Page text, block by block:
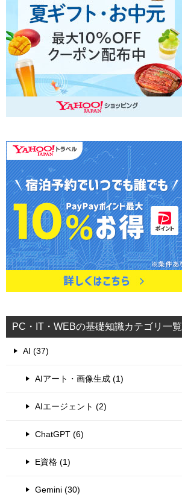
PC・IT・WEBの基礎知識カテゴリ一覧
AI (37)
AIアート・画像生成 (1)
AIエージェント (2)
ChatGPT (6)
E資格 (1)
Gemini (30)